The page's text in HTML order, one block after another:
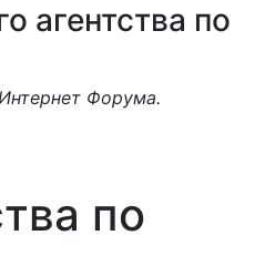
агентства по
Форума.
по